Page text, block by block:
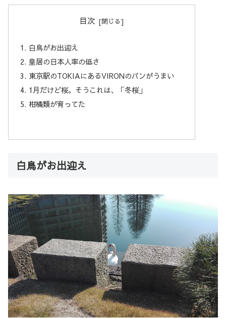
目次
白鳥がお出迎え
皇居の日本人率の低さ
東京駅のTOKIAにあるVIRONのパンがうまい
1月だけど桜。そうこれは、「冬桜」
柑橘類が育ってた
白鳥がお出迎え